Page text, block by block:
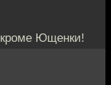
кроме Ющенки!